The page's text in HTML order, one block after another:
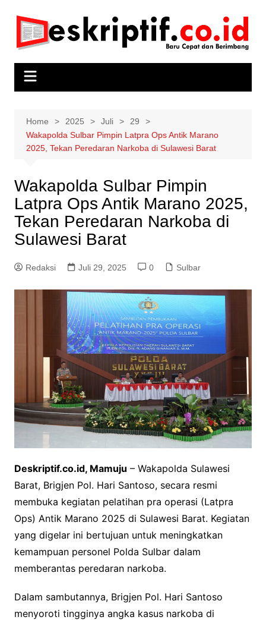
content
Home 2025 Juli
29
Wakapolda Sulbar Pimpin Latpra Ops Antik Marano
2025, Tekan Peredaran Narkoba di Sulawesi Barat
Wakapolda Sulbar Pimpin
Latpra Ops Antik Marano 2025,
Tekan Peredaran Narkoba di
Sulawesi Barat
Redaksi Juli 29, 2025 0 Sulbar
Deskriptif.co.id, Mamuju – Wakapolda Sulawesi
Barat, Brigjen Pol. Hari Santoso, secara resmi
membuka kegiatan pelatihan pra operasi (Latpra
Ops) Antik Marano 2025 di Sulawesi Barat. Kegiatan
yang digelar ini bertujuan untuk meningkatkan
kemampuan personel Polda Sulbar dalam
memberantas peredaran narkoba.
Dalam sambutannya, Brigjen Pol. Hari Santoso
menyoroti tingginya angka kasus narkoba di